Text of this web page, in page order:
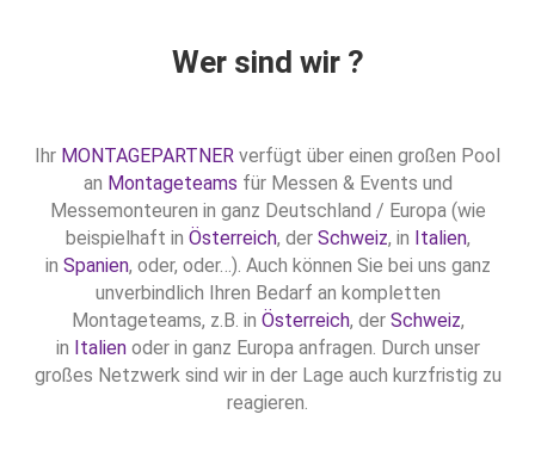
Wer sind wir ?
Ihr MONTAGEPARTNER verfügt über einen großen Pool
an Montageteams für Messen & Events und
Messemonteuren in ganz Deutschland / Europa (wie
beispielhaft in Österreich, der Schweiz, in Italien,
in Spanien, oder, oder…). Auch können Sie bei uns ganz
unverbindlich Ihren Bedarf an kompletten
Montageteams, z.B. in Österreich, der Schweiz,
in Italienoder in ganz Europa anfragen. Durch unser
großes Netzwerk sind wir in der Lage auch kurzfristig zu
reagieren.